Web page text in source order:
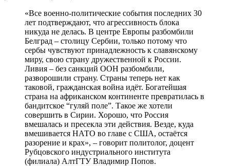
«Все военно-политические события последних 30
лет подтверждают, что агрессивность блока
никуда не делась. В центре Европы разбомбили
Белград – столицу Сербии, только потому что
сербы чувствуют принадлежность к славянскому
миру, свою страну дружественной к России.
Ливия – без санкций ООН разбомбили,
разворошили страну. Страны теперь нет как
таковой, гражданская война идёт. Богатейшая
страна на африканском континенте превратилась в
бандитское “гуляй поле”. Такое же хотели
совершить в Сирии. Хорошо, что Россия
вмешалась и пресекла эти действия. Везде, куда
вмешивается НАТО во главе с США, остаётся
разорение и крах», – говорит политолог, доцент
Рубцовского индустриального института
(филиала) АлтГТУ Владимир Попов.